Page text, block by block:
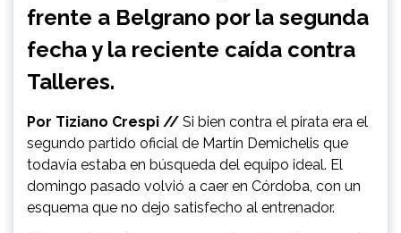
frente a Belgrano por la segunda
fecha y la reciente caída contra
Talleres.
Por Tiziano Crespi // Si bien contra el pirata era el
segundo partido oficial de Martín Demichelis que
todavía estaba en búsqueda del equipo ideal. El
domingo pasado volvió a caer en Córdoba, con un
esquema que no dejo satisfecho al entrenador.